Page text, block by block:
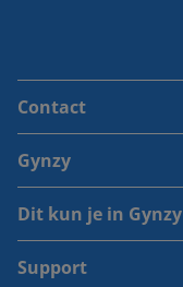
Contact
Gynzy
Dit kun je in Gynzy
Support